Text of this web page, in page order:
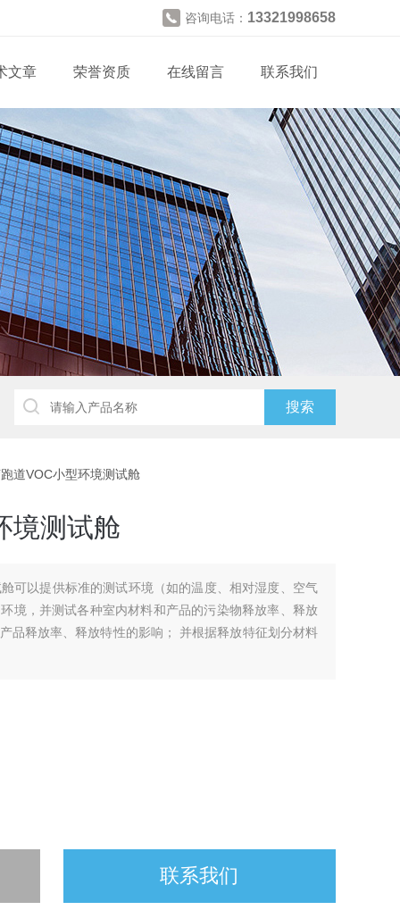
咨询电话： 13321998658
文章 荣誉资质 在线留言 联系我们
道VOC小型环境测试舱
境测试舱
可以提供标准的测试环境（如的温度、相对湿度、空气
境，并测试各种室内材料和产品的污染物释放率、释放
品释放率、释放特性的影响； 并根据释放特征划分材料
联系我们